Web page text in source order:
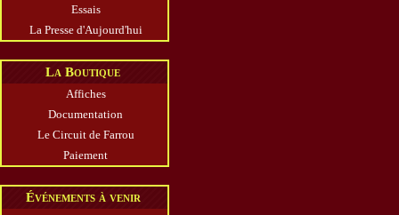
Essais
La Presse d'Aujourd'hui
La Boutique
Affiches
Documentation
Le Circuit de Farrou
Paiement
Événements à venir